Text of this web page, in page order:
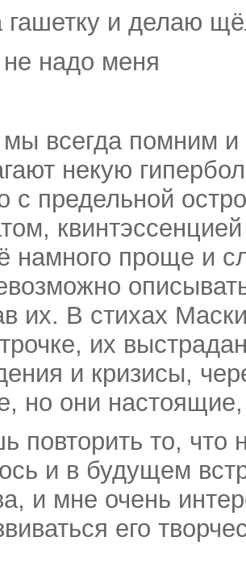
гашетку и делаю
надо меня
всегда помним и
некую
с предельной
намного проще и
их. В стихах
их
и кризисы,
но они
повторить то,
и в будущем
и мне очень
его